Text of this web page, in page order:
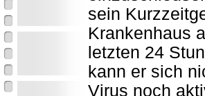
sein
Krankenhaus
letzten 24
kann er sich
Virus noch